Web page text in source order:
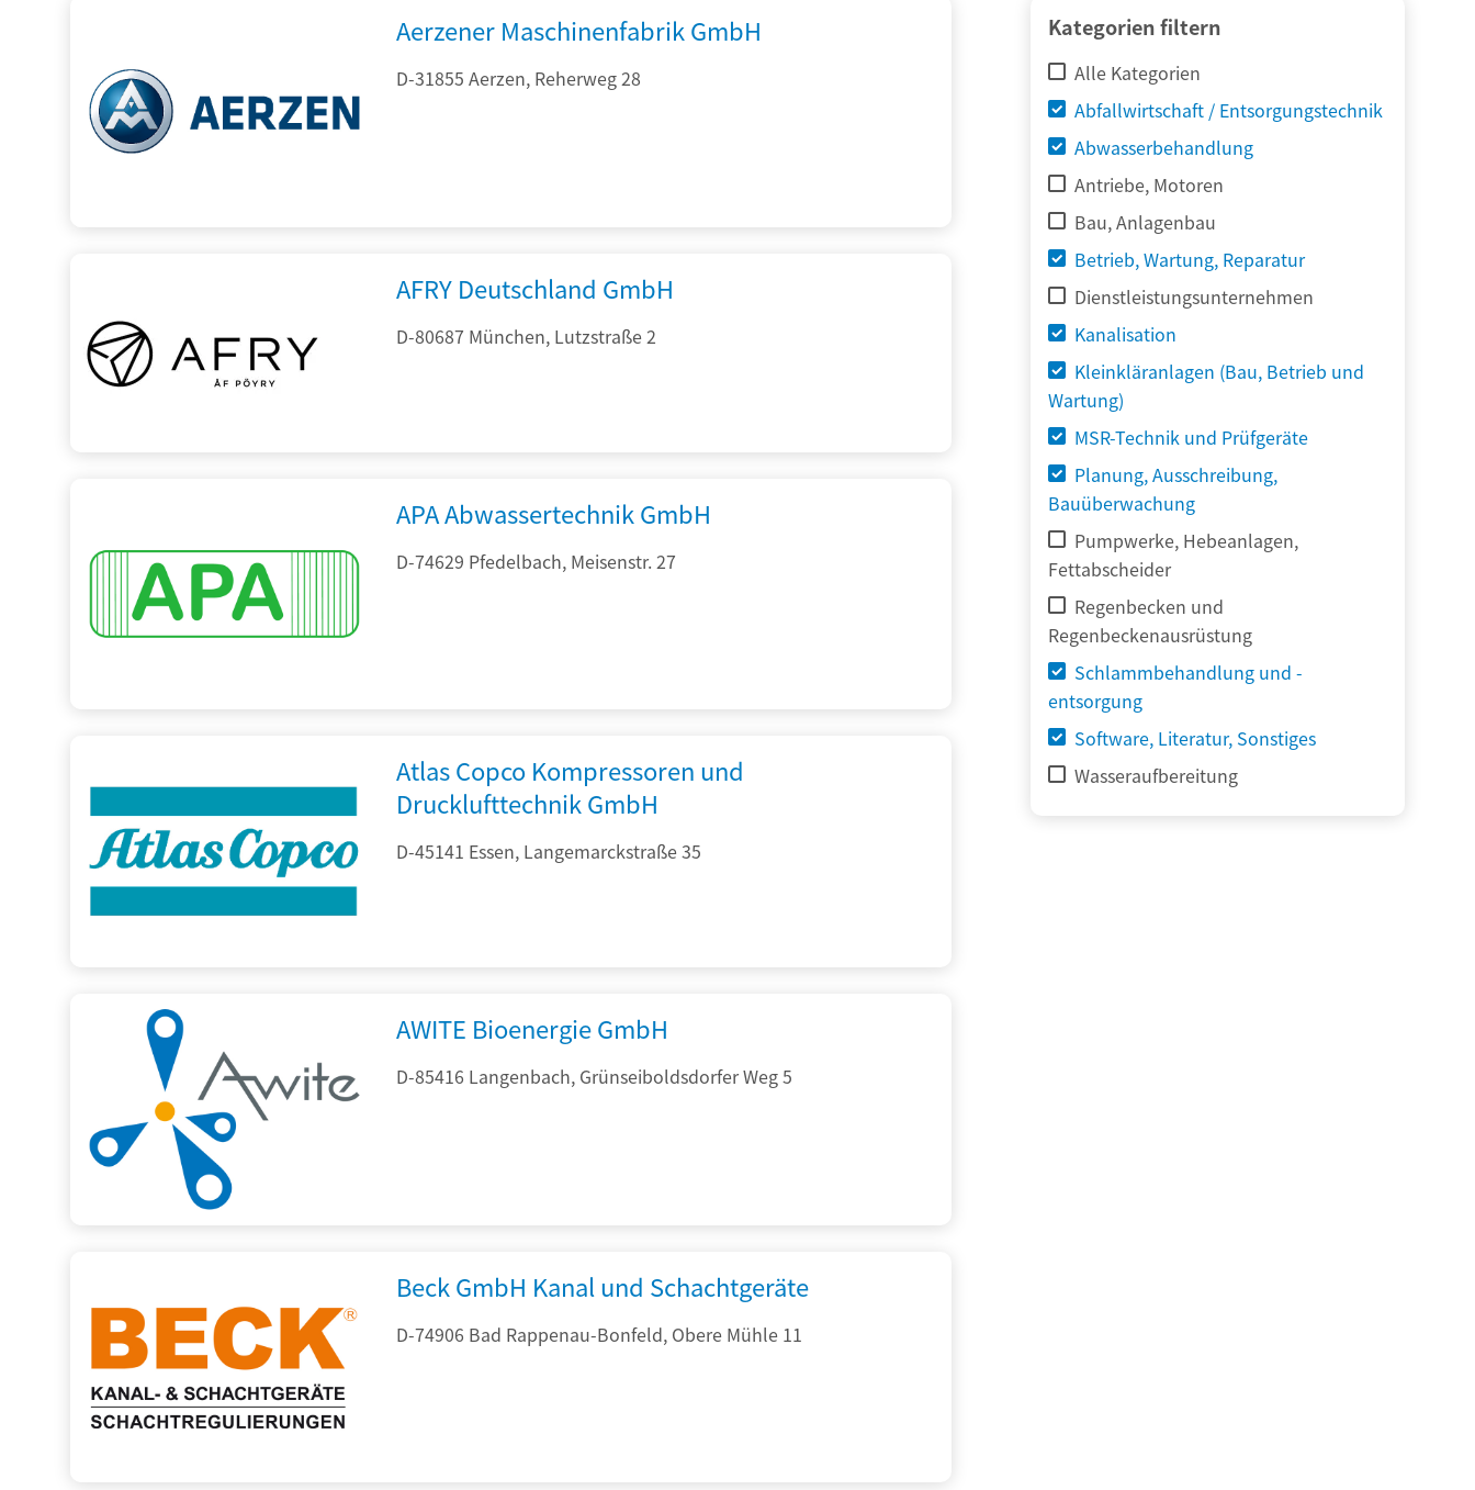
Kategorien filtern
Alle Kategorien
Abfallwirtschaft / Entsorgungstechnik
Abwasserbehandlung
Antriebe, Motoren
Bau, Anlagenbau
Betrieb, Wartung, Reparatur
Dienstleistungsunternehmen
Kanalisation
Kleinkläranlagen (Bau, Betrieb und
Wartung)
MSR-Technik und Prüfgeräte
Planung, Ausschreibung,
Bauüberwachung
Pumpwerke, Hebeanlagen,
Fettabscheider
Regenbecken und
Regenbeckenausrüstung
Schlammbehandlung und -
entsorgung
Software, Literatur, Sonstiges
Wasseraufbereitung
Aerzener Maschinenfabrik GmbH
D-31855 Aerzen, Reherweg 28
AFRY Deutschland GmbH
D-80687 München, Lutzstraße 2
APA Abwassertechnik GmbH
D-74629 Pfedelbach, Meisenstr. 27
Atlas Copco Kompressoren und
Drucklufttechnik GmbH
D-45141 Essen, Langemarckstraße 35
AWITE Bioenergie GmbH
D-85416 Langenbach, Grünseiboldsdorfer Weg 5
Beck GmbH Kanal und Schachtgeräte
D-74906 Bad Rappenau-Bonfeld, Obere Mühle 11